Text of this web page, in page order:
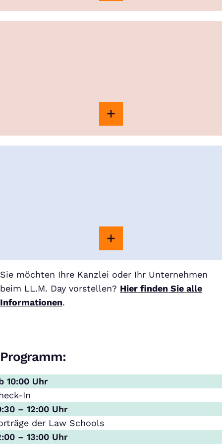
Sie möchten Ihre Kanzlei oder Ihr Unternehmen
beim LL.M. Day vorstellen? Hier finden Sie alle
Informationen.
Programm:
10:00 Uhr
In
– 12:00 Uhr
der Law Schools
– 13:00 Uhr